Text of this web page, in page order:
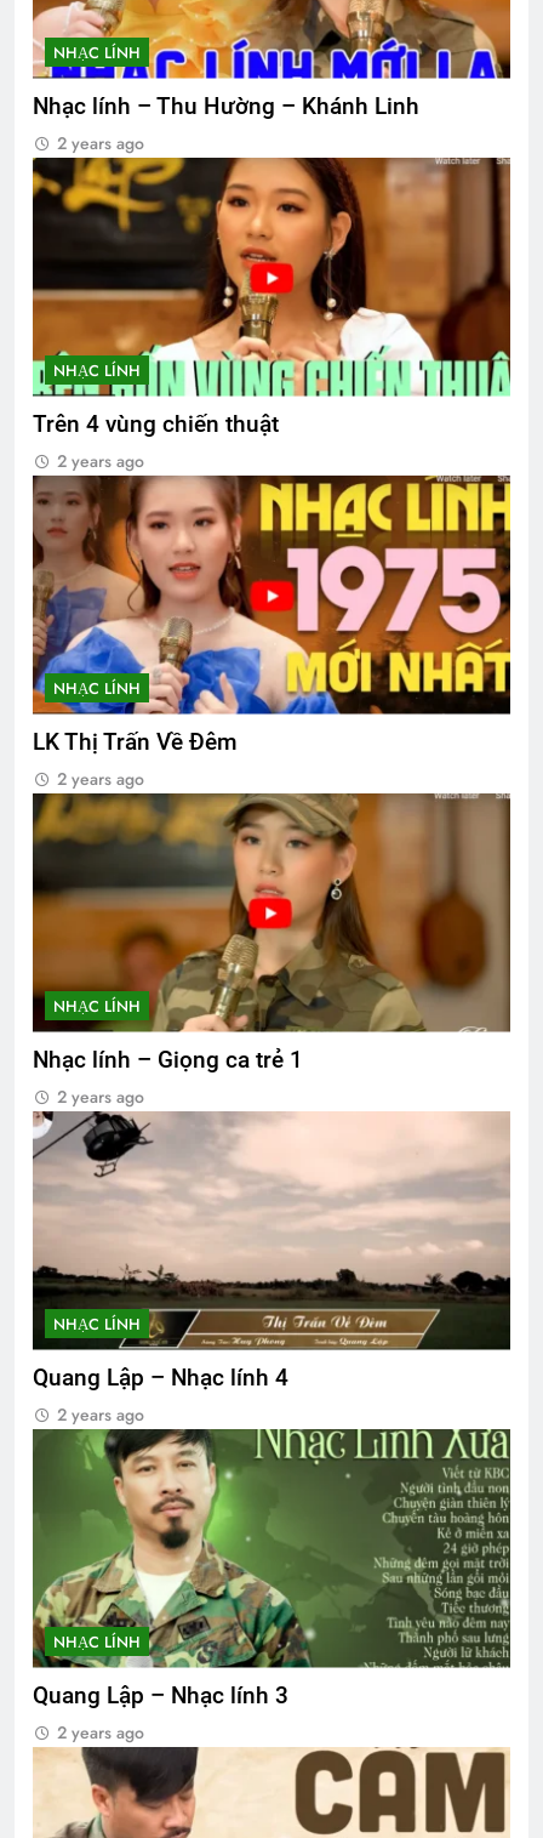
NHẠC LÍNH
Nhạc lính – Thu Hường – Khánh Linh
2 years ago
NHẠC LÍNH
Trên 4 vùng chiến thuật
2 years ago
NHẠC LÍNH
LK Thị Trấn Về Đêm
2 years ago
NHẠC LÍNH
Nhạc lính – Giọng ca trẻ 1
2 years ago
NHẠC LÍNH
Quang Lập – Nhạc lính 4
2 years ago
NHẠC LÍNH
Quang Lập – Nhạc lính 3
2 years ago